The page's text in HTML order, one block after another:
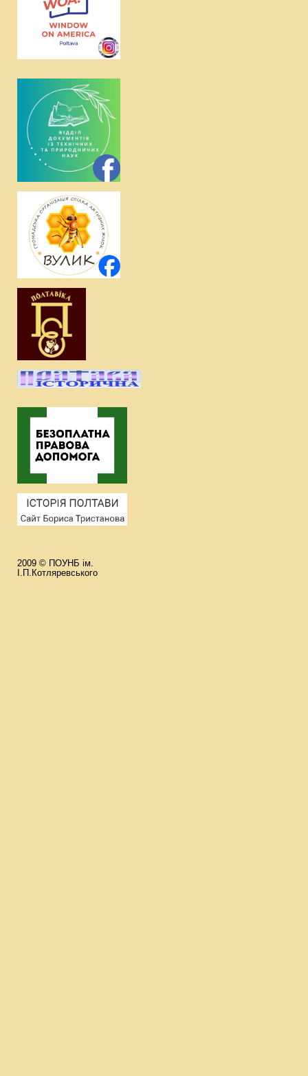
2009 © ПОУНБ ім.
І.П.Котляревського